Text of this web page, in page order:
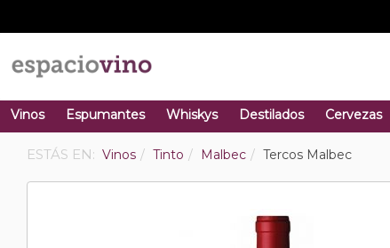
Vinos Espumantes Whiskys Destilados Cervezas
ESTÁS EN: Vinos Tinto Malbec Tercos Malbec